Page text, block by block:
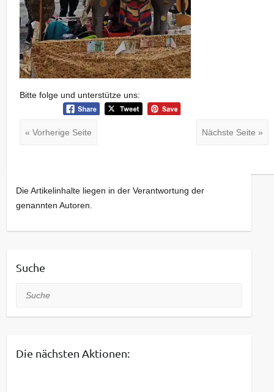
Bitte folge und unterstütze uns:
« Vorherige Seite Nächste Seite »
Die Artikelinhalte liegen in der Verantwortung der
genannten Autoren.
Suche
Suche
Die nächsten Aktionen: